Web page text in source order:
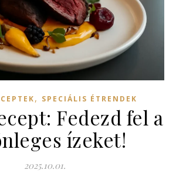
, SPECIÁLIS ÉTRENDEK
Fedezd fel a
ízeket!
2025.10.01.